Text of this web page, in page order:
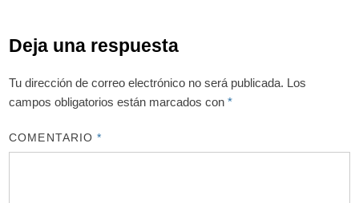
Deja una respuesta
Tu dirección de correo electrónico no será publicada. Los
campos obligatorios están marcados con*
COMENTARIO*